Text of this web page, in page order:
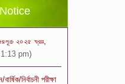
২০২৫ খ্রীঃ,
pm)
নির্বাচনী পরীক্ষা
11/2025 12:59